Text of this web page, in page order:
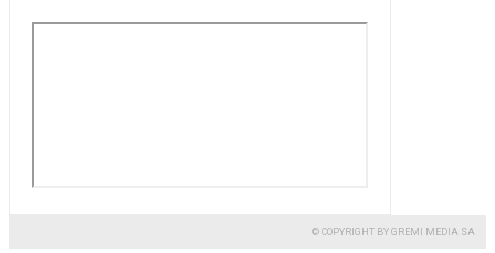
© COPYRIGHT BY GREMI MEDIA SA